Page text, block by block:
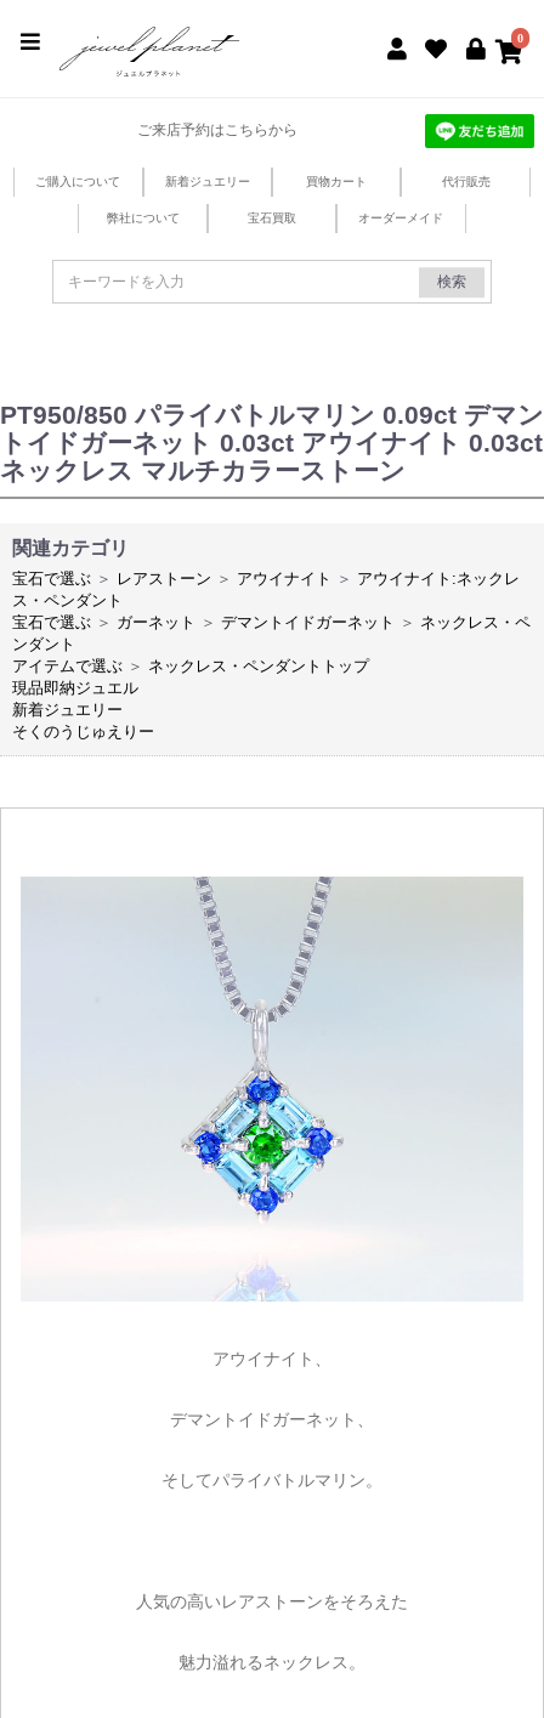
0
ご来店予約はこちらから
ご購入について 新着ジュエリー 買物カート 代行販売
弊社について 宝石買取 オーダーメイド
検索
PT950/850 パライバトルマリン 0.09ct デマン
トイドガーネット 0.03ct アウイナイト 0.03ct
ネックレス マルチカラーストーン
関連カテゴリ
宝石で選ぶ ＞ レアストーン ＞ アウイナイト ＞ アウイナイト:ネックレ
ス・ペンダント
宝石で選ぶ ＞ ガーネット ＞ デマントイドガーネット ＞ ネックレス・ペ
ンダント
アイテムで選ぶ ＞ ネックレス・ペンダントトップ
現品即納ジュエル
新着ジュエリー
そくのうじゅえりー
アウイナイト、
デマントイドガーネット、
そしてパライバトルマリン。
人気の高いレアストーンをそろえた
魅力溢れるネックレス。